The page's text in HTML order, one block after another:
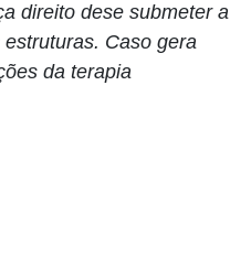
direito dese submeter a
Caso gera
da terapia